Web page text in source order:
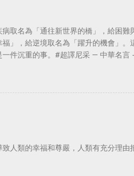
取名為「通往新世界的橋」，給困
」，給逆境取名為「躍升的機會」
件沉重的事。#超譯尼采 — 中華名言
致人類的幸福和尊嚴，人類有充分理